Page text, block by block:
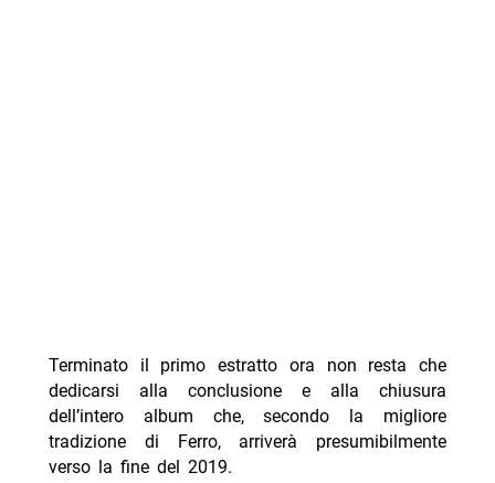
Terminato il primo estratto ora non resta che
dedicarsi alla conclusione e alla chiusura
dell’intero album che, secondo la migliore
tradizione di Ferro, arriverà presumibilmente
verso la fine del 2019.